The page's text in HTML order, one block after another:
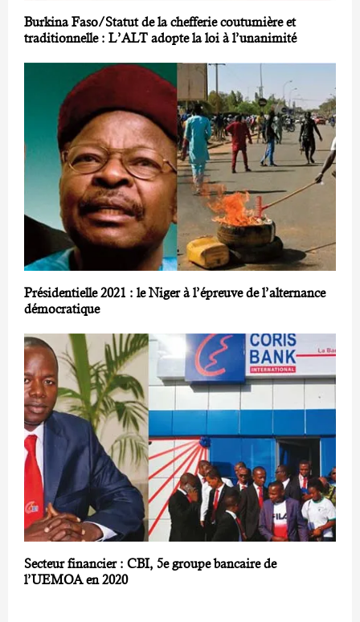
Burkina Faso/Statut de la chefferie coutumière et
traditionnelle : L’ALT adopte la loi à l’unanimité
Présidentielle 2021 : le Niger à l’épreuve de l’alternance
démocratique
Secteur financier : CBI, 5e groupe bancaire de
l’UEMOA en 2020